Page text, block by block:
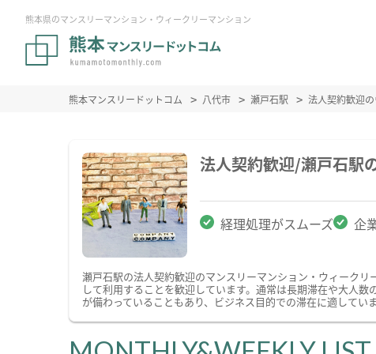
熊本県のマンスリーマンション・ウィークリーマンション
熊本マンスリードットコム 八代市 瀬戸石駅 法人契約歓迎
法人契約歓迎/瀬戸石駅
経理処理がスムーズ 企
瀬戸石駅の法人契約歓迎のマンスリーマンション・ウィーク
して利用することを歓迎しています。通常は長期滞在や大人
が備わっていることもあり、ビジネス目的での滞在に適していま